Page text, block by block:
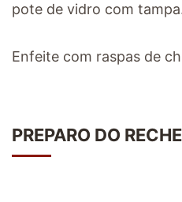
pote de vidro com
Enfeite com raspas de
PREPARO DO